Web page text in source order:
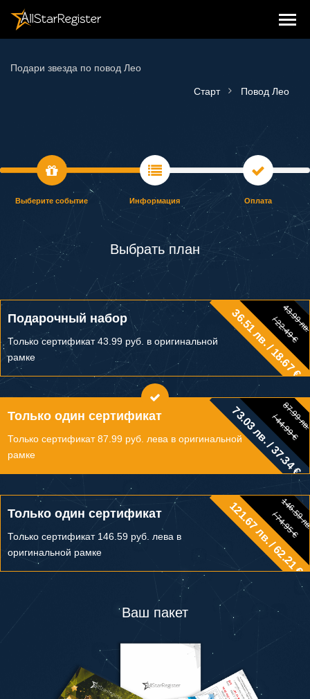
Подари звезда по повод Лео
Старт Повод Лео
Выберите событие Информация Оплата
Выбрать план
Подарочный набор 43.99 лв.
/ 22.49 €
43.99
/ 22.49 €
36.51 лв. / 18.67 €
Только сертификат 43.99 руб. в оригинальной
рамке
Только один сертификат 87.99 лв.
/ 44.99 €
87.99
/ 44.99 €
73.03 лв. / 37.34 €
Только сертификат 87.99 руб. лева в оригинальной
рамке
Только один сертификат 146.59 лв.
/ 74.95 €
146.59
/ 74.95 €
121.67 лв. / 62.21 €
Только сертификат 146.59 руб. лева в
оригинальной рамке
Ваш пакет